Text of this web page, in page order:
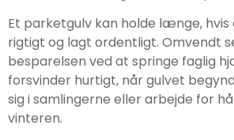
Et parketgulv kan holde længe,
rigtigt og lagt ordentligt. Omvendt
besparelsen ved at springe faglig
forsvinder hurtigt, når gulvet
sig i samlingerne eller arbejde for
vinteren.